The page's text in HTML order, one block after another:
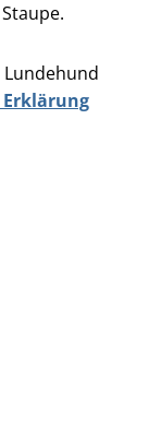
Lundehund